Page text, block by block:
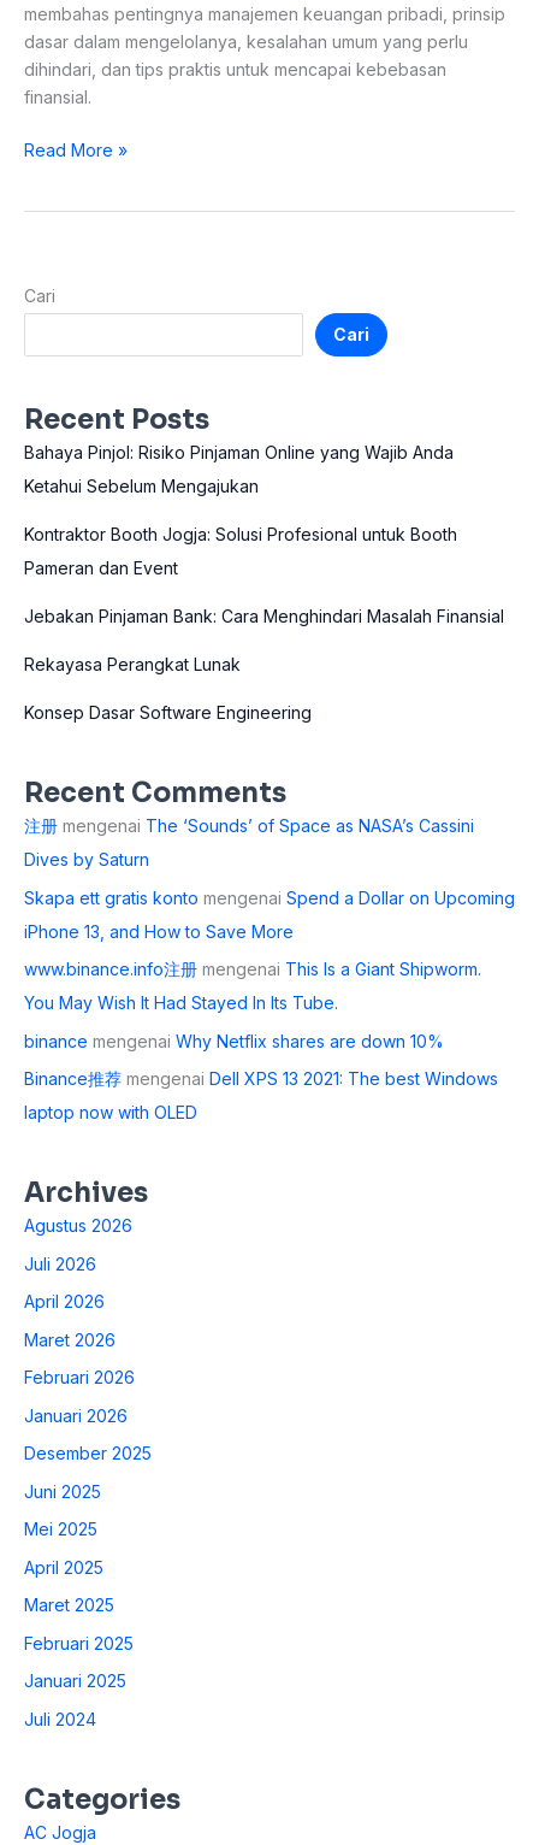
membahas pentingnya manajemen keuangan pribadi, prinsip
dasar dalam mengelolanya, kesalahan umum yang perlu
dihindari, dan tips praktis untuk mencapai kebebasan
finansial.
Read More »
Cari
Cari
Recent Posts
Bahaya Pinjol: Risiko Pinjaman Online yang Wajib Anda
Ketahui Sebelum Mengajukan
Kontraktor Booth Jogja: Solusi Profesional untuk Booth
Pameran dan Event
Jebakan Pinjaman Bank: Cara Menghindari Masalah Finansial
Rekayasa Perangkat Lunak
Konsep Dasar Software Engineering
Recent Comments
注册 mengenai The ‘Sounds’ of Space as NASA’s Cassini
Dives by Saturn
Skapa ett gratis konto mengenai Spend a Dollar on Upcoming
iPhone 13, and How to Save More
www.binance.info注册 mengenai This Is a Giant Shipworm.
You May Wish It Had Stayed In Its Tube.
binance mengenai Why Netflix shares are down 10%
Binance推荐 mengenai Dell XPS 13 2021: The best Windows
laptop now with OLED
Archives
Agustus 2026
Juli 2026
April 2026
Maret 2026
Februari 2026
Januari 2026
Desember 2025
Juni 2025
Mei 2025
April 2025
Maret 2025
Februari 2025
Januari 2025
Juli 2024
Categories
AC Jogja